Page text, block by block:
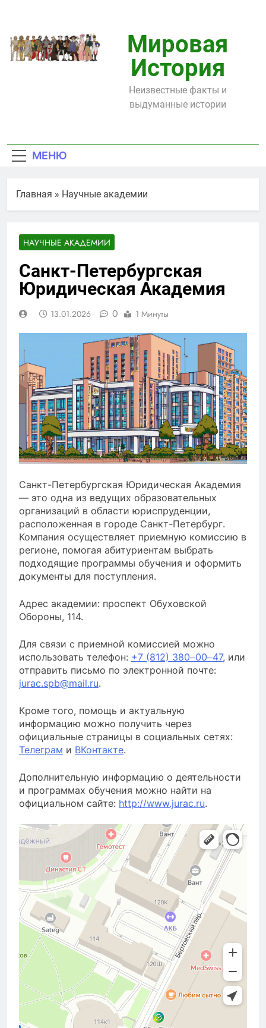
содержимому
Мировая
История
Неизвестные факты и
выдуманные истории
МЕНЮ
Главная » Научные академии
НАУЧНЫЕ АКАДЕМИИ
Санкт-Петербургская
Юридическая Академия
13.01.2026 0 1 Минуты
Санкт-Петербургская Юридическая Академия
— это одна из ведущих образовательных
организаций в области юриспруденции,
расположенная в городе Санкт-Петербург.
Компания осуществляет приемную комиссию в
регионе, помогая абитуриентам выбрать
подходящие программы обучения и оформить
документы для поступления.
Адрес академии: проспект Обуховской
Обороны, 114.
Для связи с приемной комиссией можно
использовать телефон: +7 (812) 380‒00‒47, или
отправить письмо по электронной почте:
jurac.spb@mail.ru.
Кроме того, помощь и актуальную
информацию можно получить через
официальные страницы в социальных сетях:
Телеграм и ВКонтакте.
Дополнительную информацию о деятельности
и программах обучения можно найти на
официальном сайте: http://www.jurac.ru.